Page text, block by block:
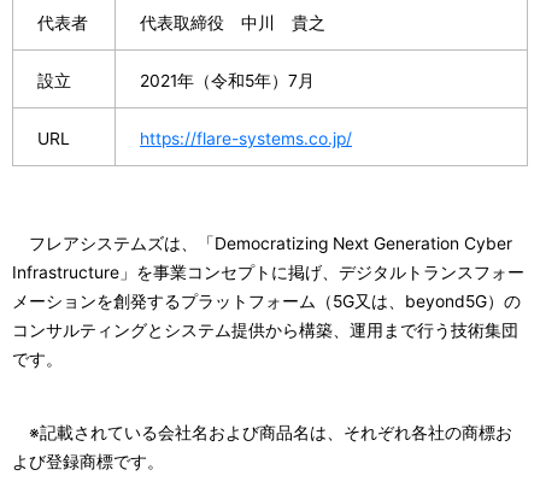
代表者 代表取締役 中川 貴之
設立 2021年（令和5年）7月
URL https://flare-systems.co.jp/
フレアシステムズは、「Democratizing Next Generation Cyber
Infrastructure」を事業コンセプトに掲げ、デジタルトランスフォー
メーションを創発するプラットフォーム（5G又は、beyond5G）の
コンサルティングとシステム提供から構築、運用まで行う技術集団
です。
※記載されている会社名および商品名は、それぞれ各社の商標お
よび登録商標です。